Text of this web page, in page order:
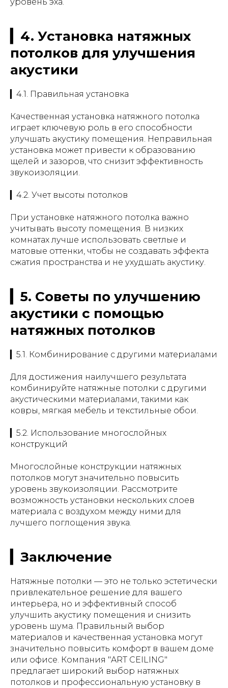
уровень эха.
▎4. Установка натяжных
потолков для улучшения
акустики
▎4.1. Правильная установка
Качественная установка натяжного потолка
играет ключевую роль в его способности
улучшать акустику помещения. Неправильная
установка может привести к образованию
щелей и зазоров, что снизит эффективность
звукоизоляции.
▎4.2. Учет высоты потолков
При установке натяжного потолка важно
учитывать высоту помещения. В низких
комнатах лучше использовать светлые и
матовые оттенки, чтобы не создавать эффекта
сжатия пространства и не ухудшать акустику.
▎5. Советы по улучшению
акустики с помощью
натяжных потолков
▎5.1. Комбинирование с другими материалами
Для достижения наилучшего результата
комбинируйте натяжные потолки с другими
акустическими материалами, такими как
ковры, мягкая мебель и текстильные обои.
▎5.2. Использование многослойных
конструкций
Многослойные конструкции натяжных
потолков могут значительно повысить
уровень звукоизоляции. Рассмотрите
возможность установки нескольких слоев
материала с воздухом между ними для
лучшего поглощения звука.
▎Заключение
Натяжные потолки — это не только эстетически
привлекательное решение для вашего
интерьера, но и эффективный способ
улучшить акустику помещения и снизить
уровень шума. Правильный выбор
материалов и качественная установка могут
значительно повысить комфорт в вашем доме
или офисе. Компания "ART CEILING"
предлагает широкий выбор натяжных
потолков и профессиональную установку в